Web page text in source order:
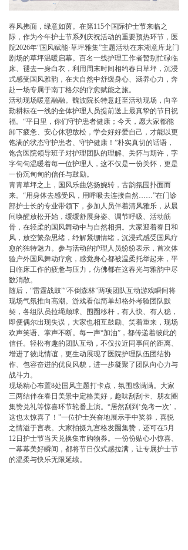
春风拂面，绿意如茵。在第115个国际护士节来临之
际，作为今年护士节系列庆祝活动的重要预热环节，医
院2026年“国风赋能·草坪雅集”主题活动在东湖意库龙门
剧场的草坪温暖启幕。百名一线护理工作者暂别忙碌临
床、褪去一身白衣，利用周末时间相约春日草坪，沉浸
式感受国风雅韵，在大自然中舒缓身心、涵养心力，奔
赴一场专属于南丁格尔的疗愈赋能之旅。
活动现场暖意融融。魏波院长特意赶至活动现场，向辛
勤耕耘在一线的全体护理人员提前送上最真挚的节日祝
福。“平日里，你们守护患者健康；今天，愿大家都能
卸下疲惫、安心休憩放松，学会好好爱自己，才能以更
饱满的状态守护患者、守护健康！”朴实真切的话语，
饱含医院领导班子对护理团队的理解、关怀与期许，字
字句句温暖着每一位护理人，这不仅是一份关怀，更是
一份沉甸甸的信任与鼓励。
青青草坪之上，国风乐曲悠扬婉转，古韵氛围扑面而
来。“用身体去感受风，用呼吸去连接自然……”在门诊
部护士长的专业带领下，参加人员伴着清风雅乐，从晨
间唤醒放松开始，缓缓舒展身姿、调节呼吸、活动筋
骨，在轻柔的国风舞动中与自然相拥。大家迎着春日和
风，放空繁杂思绪，纾解紧绷情绪，沉浸式感受国风疗
愈的独特魅力。参与活动的护理人员纷纷表示，首次体
验户外国风舞动疗愈，感觉身心都被温柔托举起来，平
日临床工作的疲惫与压力，仿佛都在这春光与雅韵中尽
数消散。
随后，“雷霆战鼓”“不倒森林”两项团队互动游戏瞬间将
现场气氛推向高潮。游戏看似简单却格外考验团队默
契，各组队员拉绳颠球、围圈移杆，有人快、有人稳，
即便偶尔出现失误，大家也相互鼓励、笑着重来，现场
欢声笑语、掌声不断。每一声“加油”，都传递着彼此的
信任。轻松有趣的团队互动，不仅拉近同事间的距离、
增进了彼此情谊，更生动展现了医院护理队伍团结协
作、包容奋进的优良风貌，进一步凝聚了团队向心力与
战斗力。
现场精心布置8处国风主题打卡点，氛围感满满。大家
三两结伴在春日美景中定格美好，趣味刮刮卡、朋友圈
集赞兑礼等惊喜环节轮番上演。“居然刮到‘免考一次’，
这也太惊喜了！”一位护士兴奋地展示手中奖券，喜悦
之情溢于言表。大家拍摄九宫格发圈集赞，还可在5月
12日护士节当天兑换集市购物券。一份份贴心小惊喜、
一幕幕美好瞬间，都将节日仪式感拉满，让专属护士节
的温柔与快乐无限延续。